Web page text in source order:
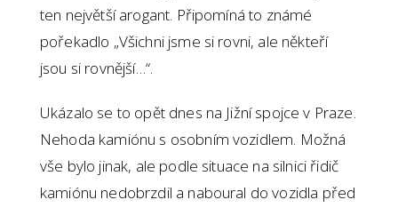
ten největší arogant. Připomíná to známé
pořekadlo „Všichni jsme si rovni, ale někteří
jsou si rovnější…“.
Ukázalo se to opět dnes na Jižní spojce v Praze.
Nehoda kamiónu s osobním vozidlem. Možná
vše bylo jinak, ale podle situace na silnici řidič
kamiónu nedobrzdil a naboural do vozidla před